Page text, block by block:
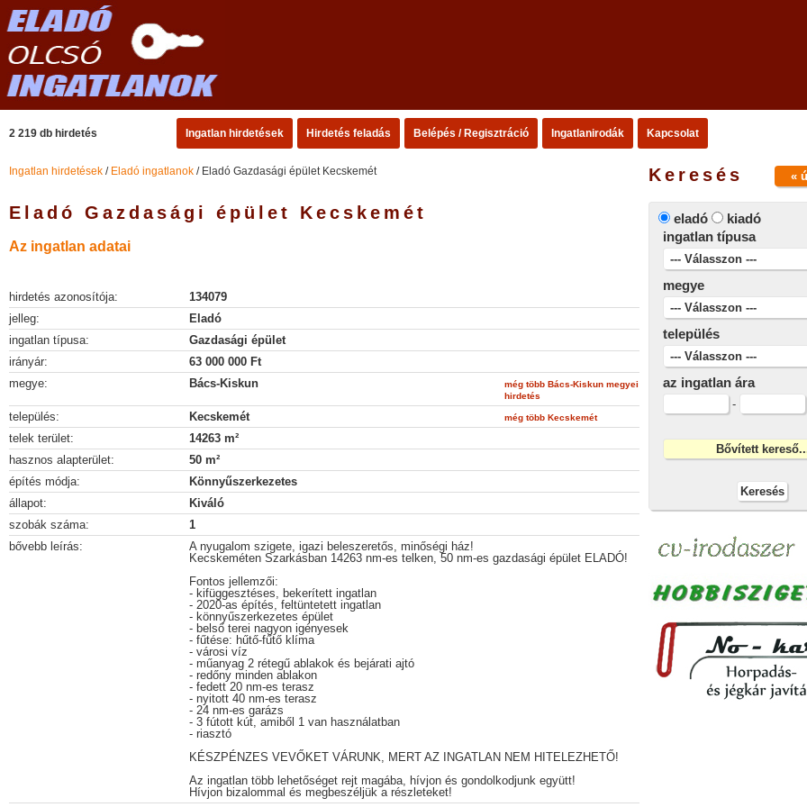
2 219 db hirdetés Ingatlan hirdetések Hirdetés feladás Belépés / Regisztráció Ingatlanirodák Kapcsolat
«
Keresés
eladó
kiadó
ingatlan típusa
megye
település
az ingatlan ára
-
Ingatlan hirdetések / Eladó ingatlanok / Eladó Gazdasági épület Kecskemét
Eladó Gazdasági épület Kecskemét
Az ingatlan adatai
hirdetés azonosítója:
134079
jelleg:
Eladó
ingatlan típusa:
Gazdasági épület
irányár:
63 000 000 Ft
megye:
Bács-Kiskun
még több Bács-Kiskun megyei
hirdetés
település: Kecskemét még több Kecskemét
telek terület:
14263 m²
hasznos alapterület:
50 m²
építés módja:
Könnyűszerkezetes
állapot:
Kiváló
szobák száma:
1
bővebb leírás:
A nyugalom szigete, igazi beleszeretős, minőségi ház!
Kecskeméten Szarkásban 14263 nm-es telken, 50 nm-es gazdasági épület ELADÓ!
Fontos jellemzői:
- kifüggesztéses, bekerített ingatlan
- 2020-as építés, feltüntetett ingatlan
- könnyűszerkezetes épület
- belső terei nagyon igényesek
- fűtése: hűtő-fűtő klíma
- városi víz
- műanyag 2 rétegű ablakok és bejárati ajtó
- redőny minden ablakon
- fedett 20 nm-es terasz
- nyitott 40 nm-es terasz
- 24 nm-es garázs
- 3 fútott kút, amiből 1 van használatban
- riasztó
KÉSZPÉNZES VEVŐKET VÁRUNK, MERT AZ INGATLAN NEM HITELEZHETŐ!
Az ingatlan több lehetőséget rejt magába, hívjon és gondolkodjunk együtt!
Hívjon bizalommal és megbeszéljük a részleteket!